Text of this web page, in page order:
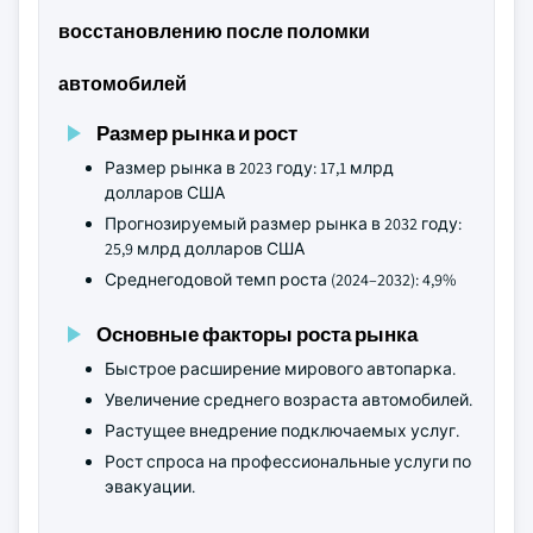
восстановлению после поломки
автомобилей
Размер рынка и рост
Размер рынка в 2023 году: 17,1 млрд
долларов США
Прогнозируемый размер рынка в 2032 году:
25,9 млрд долларов США
Среднегодовой темп роста (2024–2032): 4,9%
Основные факторы роста рынка
Быстрое расширение мирового автопарка.
Увеличение среднего возраста автомобилей.
Растущее внедрение подключаемых услуг.
Рост спроса на профессиональные услуги по
эвакуации.